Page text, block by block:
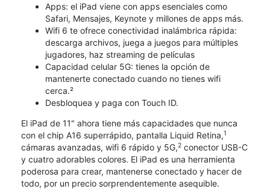
Apps: el iPad viene con apps esenciales como
Safari, Mensajes, Keynote y millones de apps más.
Wifi 6 te ofrece conectividad inalámbrica rápida:
descarga archivos, juega a juegos para múltiples
jugadores, haz streaming de películas
Capacidad celular 5G: tienes la opción de
mantenerte conectado cuando no tienes wifi
cerca.²
Desbloquea y paga con Touch ID.
El iPad de 11" ahora tiene más capacidades que nunca
con el chip A16 superrápido, pantalla Liquid Retina,1
cámaras avanzadas, wifi 6 rápido y 5G,2 conector USB-C
y cuatro adorables colores. El iPad es una herramienta
poderosa para crear, mantenerse conectado y hacer de
todo, por un precio sorprendentemente asequible.